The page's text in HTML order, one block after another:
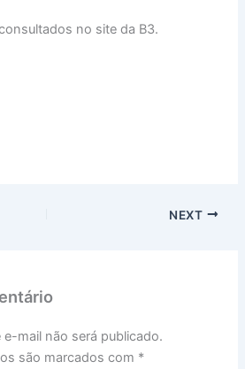
no site da B3.
NEXT
e-mail não será publicado.
são marcados com *